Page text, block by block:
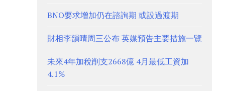
BNO要求增加仍在諮詢期 或設過渡期
財相李韻晴周三公布 英媒預告主要措施一覽
未來4年加稅削支2668億 4月最低工資加
4.1%